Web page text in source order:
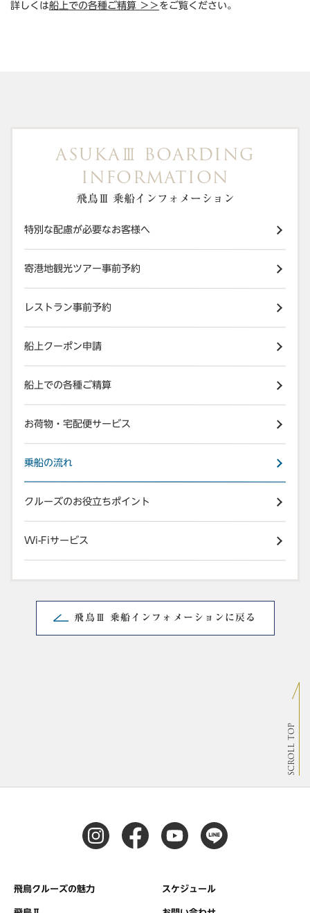
詳しくは船上での各種ご精算 ＞＞ をご覧ください。
ASUKA Ⅲ
BOARDING
INFORMATION
飛鳥Ⅲ 乗船インフォメーション
特別な配慮が必要なお客様へ
寄港地観光ツアー事前予約
レストラン事前予約
船上クーポン申請
船上での各種ご精算
お荷物・宅配便サービス
乗船の流れ
クルーズのお役立ちポイント
Wi-Fiサービス
飛鳥Ⅲ 乗船インフォメーションに戻る
SCROLL TOP
飛鳥クルーズの魅力 スケジュール